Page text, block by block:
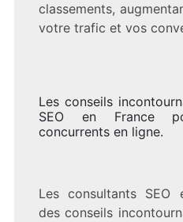
classements,
votre trafic et vos
Les conseils
SEO en France
concurrents en ligne.
Les consultants SEO
des conseils